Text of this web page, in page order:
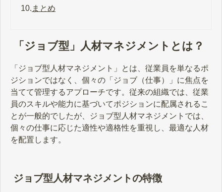
10. まとめ
「ジョブ型」人材マネジメントとは？
「ジョブ型人材マネジメント」とは、従業員を単なるポ
ジションではなく、個々の「ジョブ（仕事）」に焦点を
当てて管理するアプローチです。従来の組織では、従業
員のスキルや能力に基づいてポジションに配属されるこ
とが一般的でしたが、ジョブ型人材マネジメントでは、
個々の仕事に応じた適性や適格性を重視し、最適な人材
を配置します。
ジョブ型人材マネジメントの特徴